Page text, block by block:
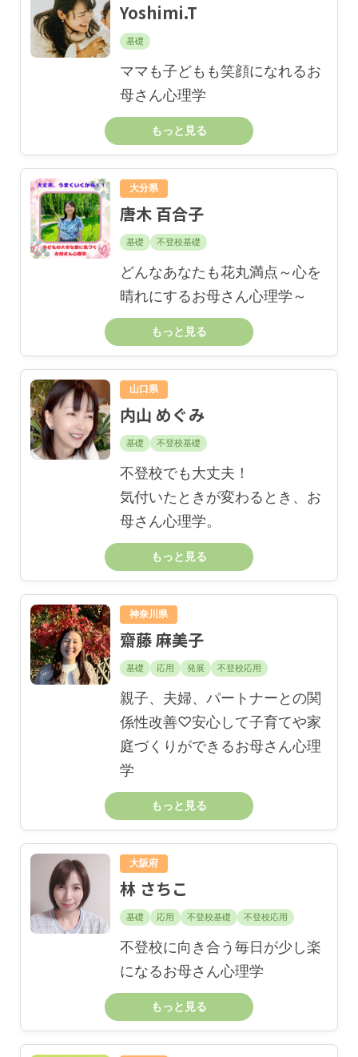
Yoshimi.T
基礎
ママも子どもも笑顔になれるお
母さん心理学
もっと見る
大分県
唐木 百合子
基礎 不登校基礎
どんなあなたも花丸満点～心を
晴れにするお母さん心理学～
もっと見る
山口県
内山 めぐみ
基礎 不登校基礎
不登校でも大丈夫！
気付いたときが変わるとき、お
母さん心理学。
もっと見る
神奈川県
齋藤 麻美子
基礎 応用 発展 不登校応用
親子、夫婦、パートナーとの関
係性改善♡安心して子育てや家
庭づくりができるお母さん心理
学
もっと見る
大阪府
林 さちこ
基礎 応用 不登校基礎 不登校応用
不登校に向き合う毎日が少し楽
になるお母さん心理学
もっと見る